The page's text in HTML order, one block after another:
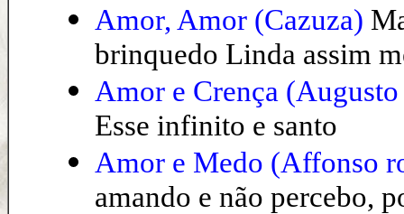
Amor, Amor (Cazuza)
brinquedo Linda assim
Amor e Crença
Esse infinito e santo
Amor e Medo (Affonso
amando e não percebo,